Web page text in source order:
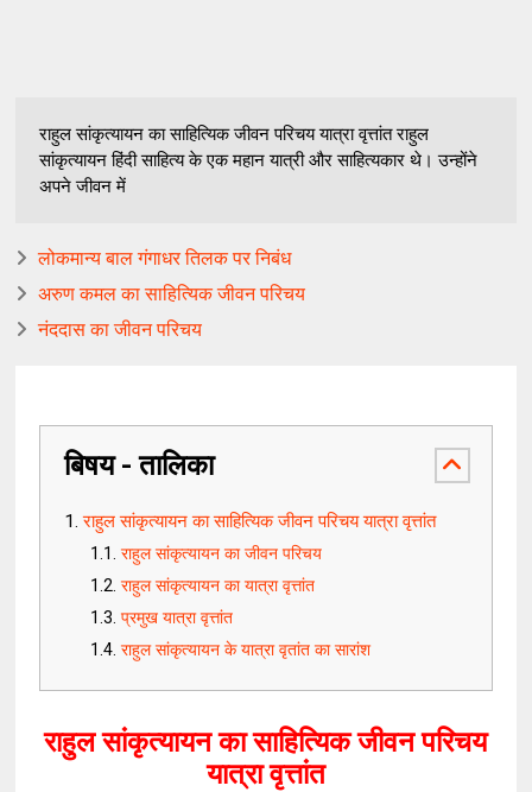
राहुल सांकृत्यायन का साहित्यिक जीवन परिचय यात्रा वृत्तांत राहुल
सांकृत्यायन हिंदी साहित्य के एक महान यात्री और साहित्यकार थे। उन्होंने
अपने जीवन में
लोकमान्य बाल गंगाधर तिलक पर निबंध
अरुण कमल का साहित्यिक जीवन परिचय
नंददास का जीवन परिचय
बिषय - तालिका
राहुल सांकृत्यायन का साहित्यिक जीवन परिचय यात्रा वृत्तांत
राहुल सांकृत्यायन का जीवन परिचय
राहुल सांकृत्यायन का यात्रा वृत्तांत
प्रमुख यात्रा वृत्तांत
राहुल सांकृत्यायन के यात्रा वृतांत का सारांश
राहुल सांकृत्यायन का साहित्यिक जीवन परिचय
यात्रा वृत्तांत